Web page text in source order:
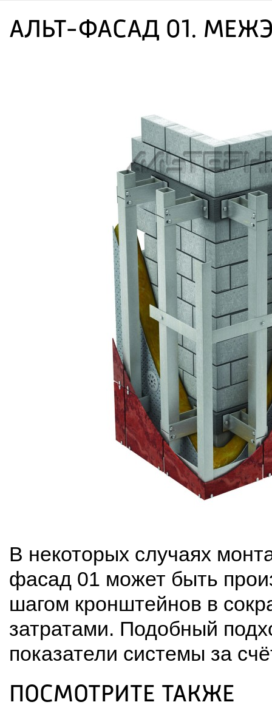
АЛЬТ-ФАСАД 01.
В некоторых случаях
фасад 01 может быть
шагом кронштейнов в
затратами. Подобный
показатели системы за
ПОСМОТРИТЕ ТАКЖЕ